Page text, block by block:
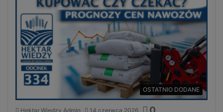
OSTATNIO DODANE
Hektar Wiedzy Admin 14 czerwca 2026